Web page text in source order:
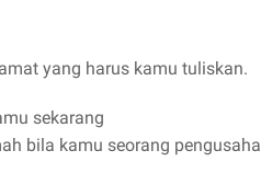
yang harus kamu tuliskan.
sekarang
bila kamu seorang pengusaha